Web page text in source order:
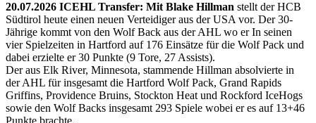
20.07.2026 ICEHL Transfer: Mit Blake Hillman stellt der HCB
Südtirol heute einen neuen Verteidiger aus der USA vor. Der 30-
Jährige kommt von den Wolf Back aus der AHL wo er In seinen
vier Spielzeiten in Hartford auf 176 Einsätze für die Wolf Pack und
dabei erzielte er 30 Punkte (9 Tore, 27 Assists).
Der aus Elk River, Minnesota, stammende Hillman absolvierte in
der AHL für insgesamt die Hartford Wolf Pack, Grand Rapids
Griffins, Providence Bruins, Stockton Heat und Rockford IceHogs
sowie den Wolf Backs insgesamt 293 Spiele wobei er es auf 13+46